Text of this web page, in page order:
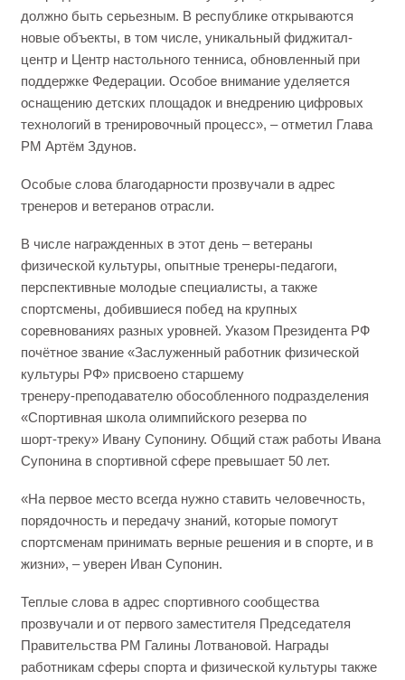
должно быть серьезным. В республике открываются
новые объекты, в том числе, уникальный фиджитал-
центр и Центр настольного тенниса, обновленный при
поддержке Федерации. Особое внимание уделяется
оснащению детских площадок и внедрению цифровых
технологий в тренировочный процесс», – отметил Глава
РМ Артём Здунов.
Особые слова благодарности прозвучали в адрес
тренеров и ветеранов отрасли.
В числе награжденных в этот день – ветераны
физической культуры, опытные тренеры‑педагоги,
перспективные молодые специалисты, а также
спортсмены, добившиеся побед на крупных
соревнованиях разных уровней. Указом Президента РФ
почётное звание «Заслуженный работник физической
культуры РФ» присвоено старшему
тренеру‑преподавателю обособленного подразделения
«Спортивная школа олимпийского резерва по
шорт‑треку» Ивану Супонину. Общий стаж работы Ивана
Супонина в спортивной сфере превышает 50 лет.
«На первое место всегда нужно ставить человечность,
порядочность и передачу знаний, которые помогут
спортсменам принимать верные решения и в спорте, и в
жизни», – уверен Иван Супонин.
Теплые слова в адрес спортивного сообщества
прозвучали и от первого заместителя Председателя
Правительства РМ Галины Лотвановой. Награды
работникам сферы спорта и физической культуры также